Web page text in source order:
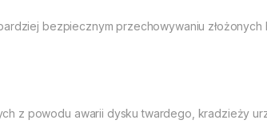
bezpiecznym przechowywaniu złożonych
z powodu awarii dysku twardego, kradzieży